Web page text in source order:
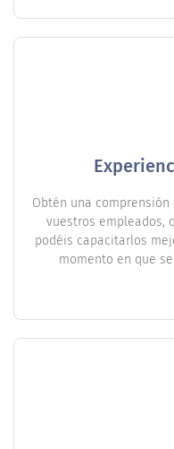
Obtén una
vuestros empleados,
podéis capacitarlos
momento en que